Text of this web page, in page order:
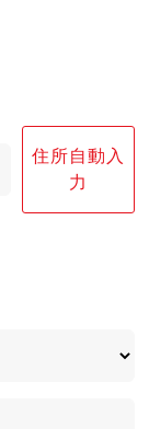
住所自動入
力